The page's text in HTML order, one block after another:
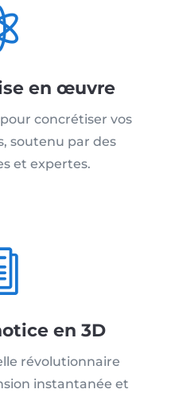
en œuvre
concrétiser vos
soutenu par des
et expertes.
en 3D
révolutionnaire
instantanée et